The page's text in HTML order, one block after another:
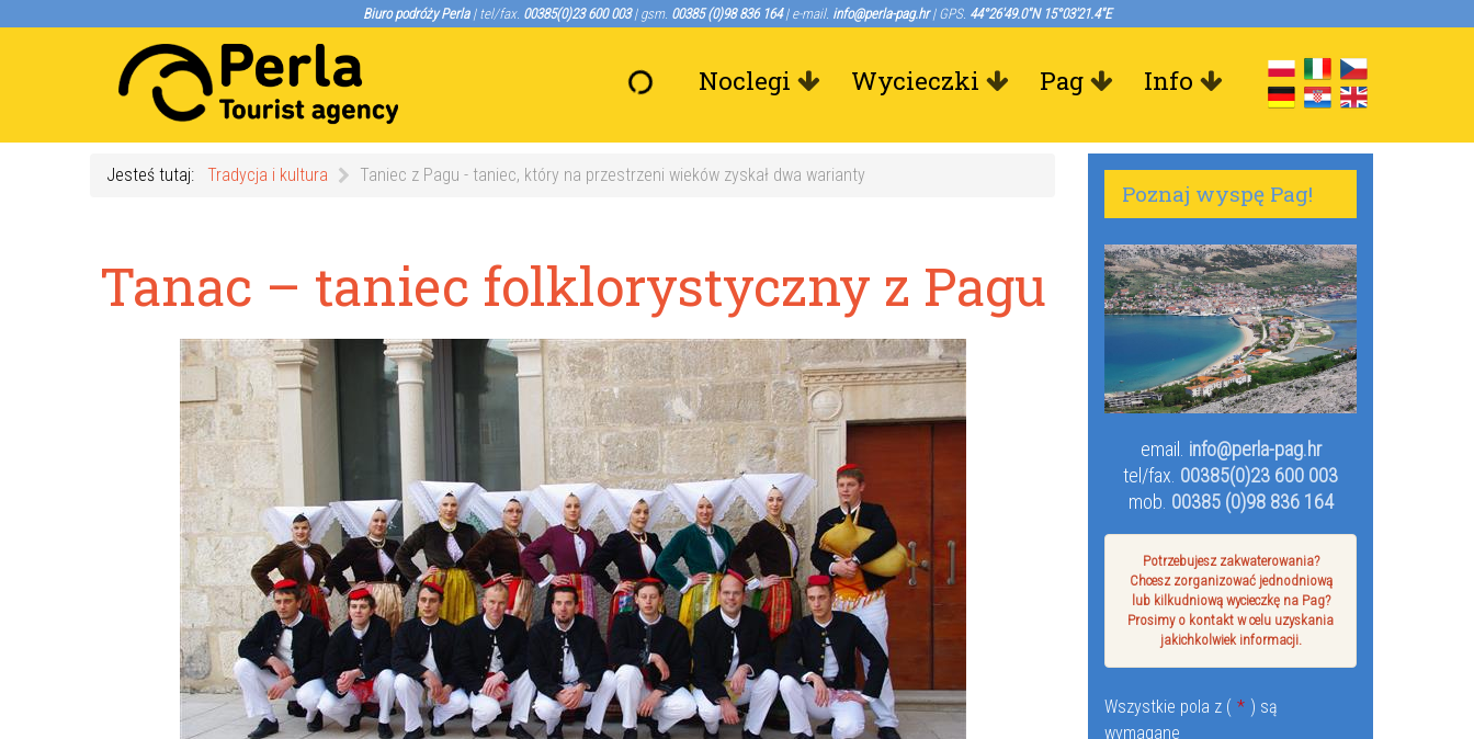
Biuro podróży Perla| tel/fax. 00385(0)23 600 003| gsm. 00385 (0)98 836 164| e-mail. info@perla-pag.hr| GPS. 44°26'49.0"N 15°03'21.4"E
Noclegi Wycieczki Pag Info
Jesteś tutaj: Tradycja i kultura Taniec z Pagu - taniec, który na przestrzeni wieków zyskał dwa warianty
Tanac – taniec folklorystyczny z Pagu
Poznaj wyspę Pag!
email. info@perla-pag.hr
tel/fax. 00385(0)23 600 003
mob. 00385 (0)98 836 164
Potrzebujesz zakwaterowania?
Chcesz zorganizować jednodniową
lub kilkudniową wycieczkę na Pag?
Prosimy o kontakt w celu uzyskania
jakichkolwiek informacji.
Wszystkie pola z ( * ) są
wymagane